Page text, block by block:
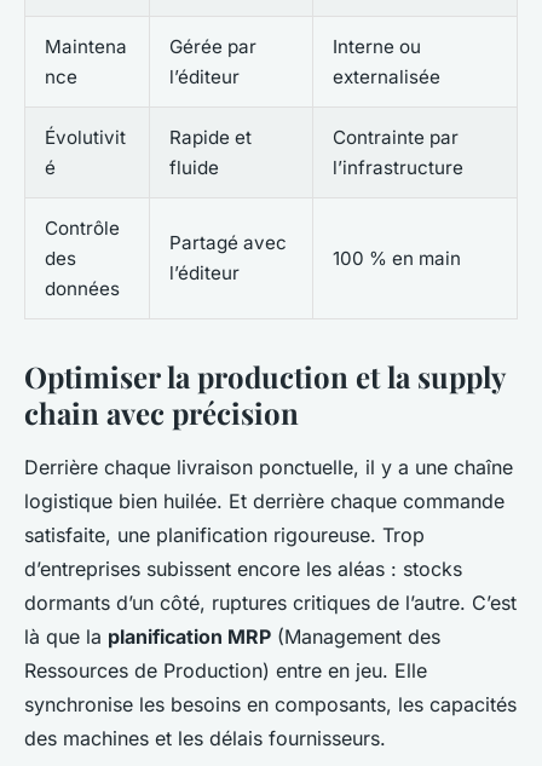
Maintena
nce
Gérée par
l’éditeur
Interne ou
externalisée
Évolutivit
é
Rapide et
fluide
Contrainte par
l’infrastructure
Contrôle
des
données
Partagé avec
l’éditeur
100 % en main
Optimiser la production et la supply
chain avec précision
Derrière chaque livraison ponctuelle, il y a une chaîne
logistique bien huilée. Et derrière chaque commande
satisfaite, une planification rigoureuse. Trop
d’entreprises subissent encore les aléas : stocks
dormants d’un côté, ruptures critiques de l’autre. C’est
là que la planification MRP (Management des
Ressources de Production) entre en jeu. Elle
synchronise les besoins en composants, les capacités
des machines et les délais fournisseurs.